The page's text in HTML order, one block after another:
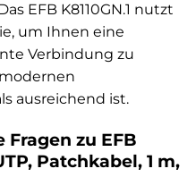
EFB K8110GN.1 nutzt
um Ihnen eine
Verbindung zu
ausreichend ist.
Fragen zu EFB
Patchkabel, 1 m,